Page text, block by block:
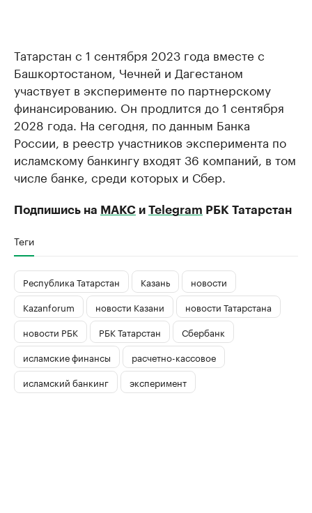
Татарстан с 1 сентября 2023 года вместе с
Башкортостаном, Чечней и Дагестаном
участвует в эксперименте по партнерскому
финансированию. Он продлится до 1 сентября
2028 года. На сегодня, по данным Банка
России, в реестр участников эксперимента по
исламскому банкингу входят 36 компаний, в том
числе банке, среди которых и Сбер.
Подпишись на МАКС и Telegram РБК Татарстан
Теги
Республика Татарстан Казань
новости
Kazanforum
новости Казани
новости Татарстана
новости РБК
РБК Татарстан
Сбербанк
исламские финансы
расчетно-кассовое
исламский банкинг
эксперимент